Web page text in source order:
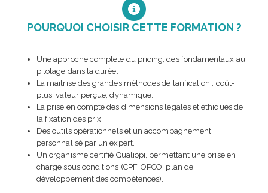
POURQUOI CHOISIR CETTE FORMATION ?
Une approche complète du pricing, des fondamentaux au
pilotage dans la durée.
La maîtrise des grandes méthodes de tarification : coût-
plus, valeur perçue, dynamique.
La prise en compte des dimensions légales et éthiques de
la fixation des prix.
Des outils opérationnels et un accompagnement
personnalisé par un expert.
Un organisme certifié Qualiopi, permettant une prise en
charge sous conditions (CPF, OPCO, plan de
développement des compétences).